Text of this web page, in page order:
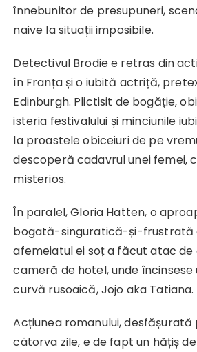
înnebunitor de presupuneri,
naive la situații imposibile.
Detectivul Brodie e retras din
în Franța și o iubită actriță,
Edinburgh. Plictisit de bogăție,
isteria festivalului și minciunile
la proastele obiceiuri de pe
descoperă cadavrul unei femei,
misterios.
În paralel, Gloria Hatten, o
bogată-singuratică-și-frustrată
afemeiatul ei soț a făcut atac
cameră de hotel, unde încinsese
curvă rusoaică, Jojo aka Tatiana.
Acțiunea romanului,
câtorva zile, e de fapt un hățiș